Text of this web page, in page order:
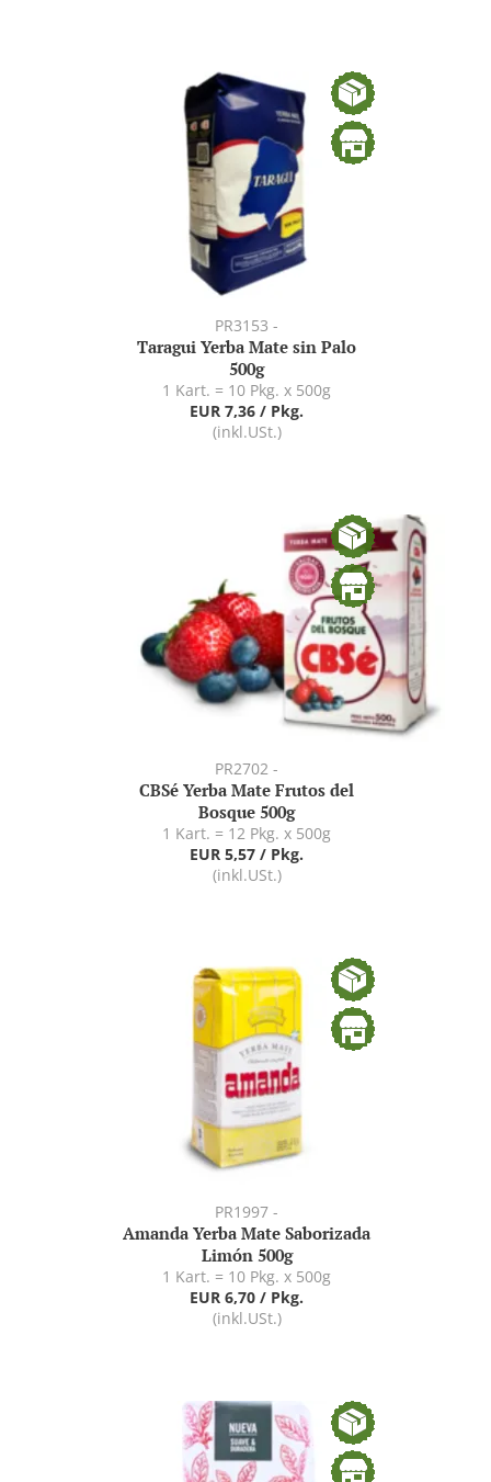
PR3153 -
Taragui Yerba Mate sin Palo
500g
1 Kart. = 10 Pkg. x 500g
EUR 7,36 / Pkg.
(inkl.USt.)
PR2702 -
CBSé Yerba Mate Frutos del
Bosque 500g
1 Kart. = 12 Pkg. x 500g
EUR 5,57 / Pkg.
(inkl.USt.)
PR1997 -
Amanda Yerba Mate Saborizada
Limón 500g
1 Kart. = 10 Pkg. x 500g
EUR 6,70 / Pkg.
(inkl.USt.)